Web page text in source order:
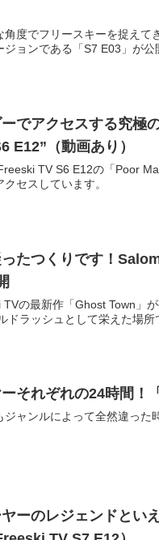
角度でフリースキーを捉え
ジョンである「S7 E03」が公
でアクセスする究極
E12”（動画あり）
TV S6 E12の「Poor
セスしています。
たつくりです！
の最新作「Ghost Town」
ドラッシュとして栄えた場所
それぞれの24時間！
ジャンルによって全然違った
ーのレジェンドとい